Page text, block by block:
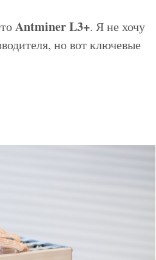
Antminer L3+. Я не хочу
но вот ключевые